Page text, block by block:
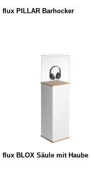
flux PILLAR Barhocker
flux BLOX Säule mit Haube